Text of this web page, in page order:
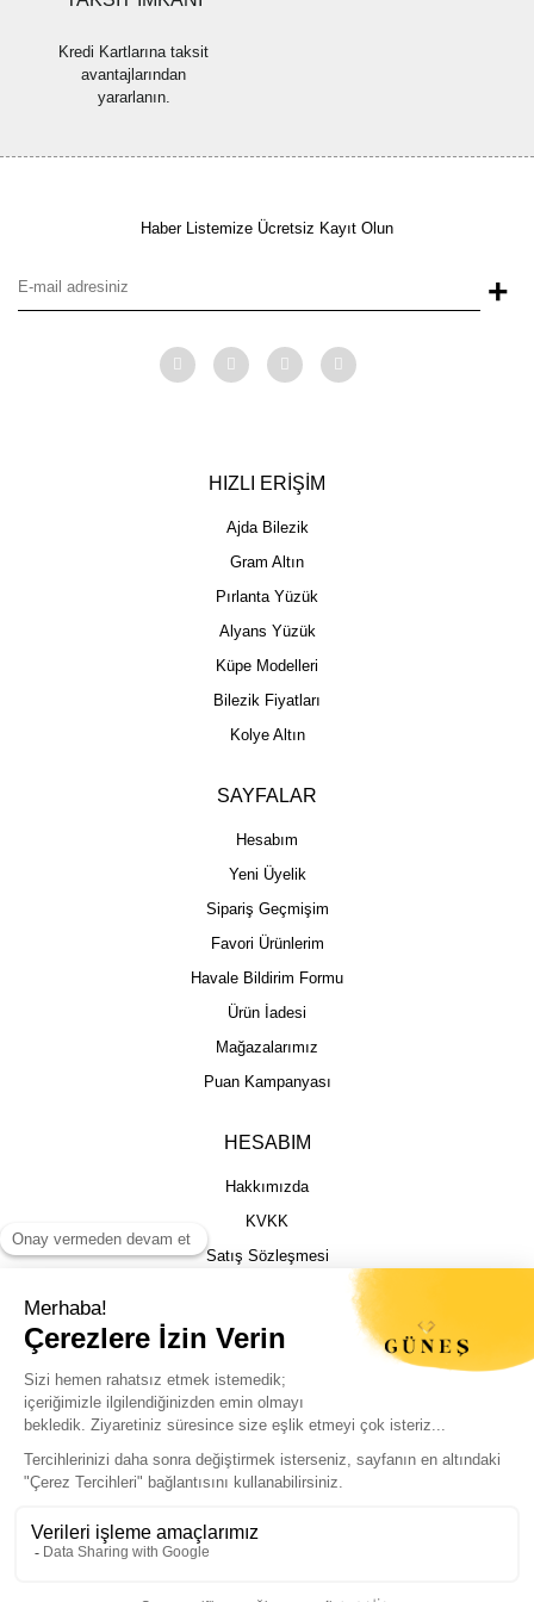
Sizin için en iyi deneyimi sunmak adına
çerezlere izin vermeniz yeterli.
Kredi Kartlarına taksit
avantajlarından
yararlanın.
Haber Listemize Ücretsiz Kayıt Olun
+
HIZLI ERİŞİM
Ajda Bilezik
Gram Altın
Pırlanta Yüzük
Alyans Yüzük
Küpe Modelleri
Bilezik Fiyatları
Kolye Altın
SAYFALAR
Hesabım
Yeni Üyelik
Sipariş Geçmişim
Favori Ürünlerim
Havale Bildirim Formu
Ürün İadesi
Mağazalarımız
Puan Kampanyası
HESABIM
Hakkımızda
KVKK
Satış Sözleşmesi
İptal İade Şartları
Kargo Takibi
© Güneş Kuyumculuk Tüm Hakları Saklıdır. Kredi kartı bilgileriniz 256bit SSL
sertifikası ile korunmaktadır.